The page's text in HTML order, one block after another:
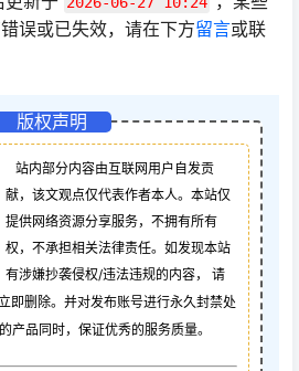
误或已失效，请在下方留言或联
版权声明
站内部分内容由互联网用户自发贡
献，该文观点仅代表作者本人。本站仅
提供网络资源分享服务，不拥有所有
权，不承担相关法律责任。如发现本站
有涉嫌抄袭侵权/违法违规的内容， 请
即删除。并对发布账号进行永久封禁处
产品同时，保证优秀的服务质量。